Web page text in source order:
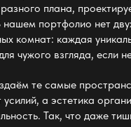
плана,
нашем портфолио нет
комнат: каждая
чужого взгляда, если
те самые
усилий, а эстетика
Так, что даже